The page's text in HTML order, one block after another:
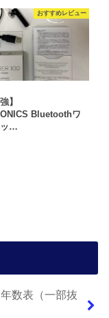
おすすめレビュー
】
Bluetoothワ
ッ…
数表（一部抜